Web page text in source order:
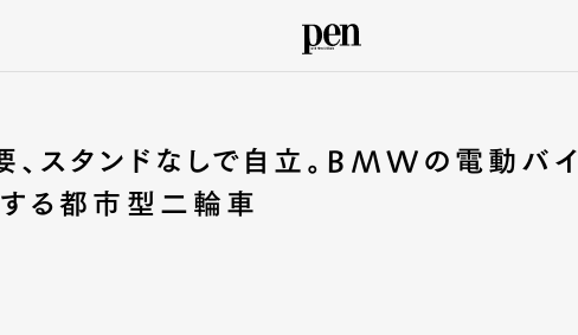
、スタンドなしで自立。BMWの電動バイ
する都市型二輪車